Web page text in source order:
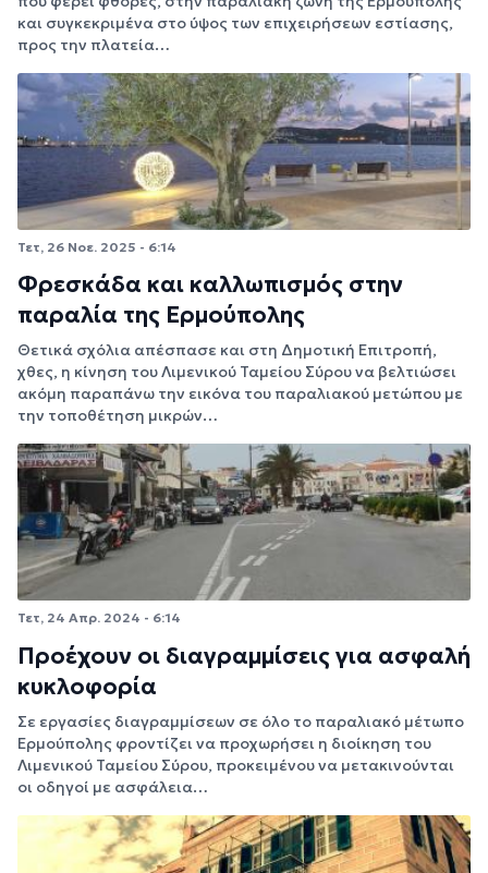
και συγκεκριμένα στο ύψος των επιχειρήσεων εστίασης,
προς την πλατεία…
Τετ, 26 Νοε. 2025 - 6:14
Φρεσκάδα και καλλωπισμός στην
παραλία της Ερμούπολης
Θετικά σχόλια απέσπασε και στη Δημοτική Επιτροπή,
χθες, η κίνηση του Λιμενικού Ταμείου Σύρου να βελτιώσει
ακόμη παραπάνω την εικόνα του παραλιακού μετώπου με
την τοποθέτηση μικρών…
Τετ, 24 Απρ. 2024 - 6:14
Προέχουν οι διαγραμμίσεις για ασφαλή
κυκλοφορία
Σε εργασίες διαγραμμίσεων σε όλο το παραλιακό μέτωπο
Ερμούπολης φροντίζει να προχωρήσει η διοίκηση του
Λιμενικού Ταμείου Σύρου, προκειμένου να μετακινούνται
οι οδηγοί με ασφάλεια…